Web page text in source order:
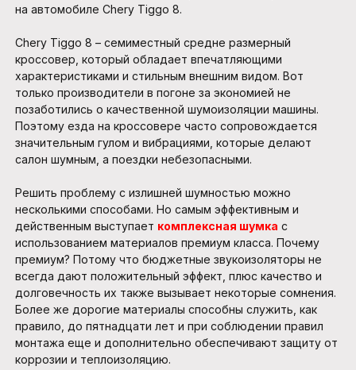
на автомобиле Chery Tiggo 8.
Chery Tiggo 8 – семиместный средне размерный
кроссовер, который обладает впечатляющими
характеристиками и стильным внешним видом. Вот
только производители в погоне за экономией не
позаботились о качественной шумоизоляции машины.
Поэтому езда на кроссовере часто сопровождается
значительным гулом и вибрациями, которые делают
салон шумным, а поездки небезопасными.
Решить проблему с излишней шумностью можно
несколькими способами. Но самым эффективным и
действенным выступает комплексная шумка с
использованием материалов премиум класса. Почему
премиум? Потому что бюджетные звукоизоляторы не
всегда дают положительный эффект, плюс качество и
долговечность их также вызывает некоторые сомнения.
Более же дорогие материалы способны служить, как
правило, до пятнадцати лет и при соблюдении правил
монтажа еще и дополнительно обеспечивают защиту от
коррозии и теплоизоляцию.